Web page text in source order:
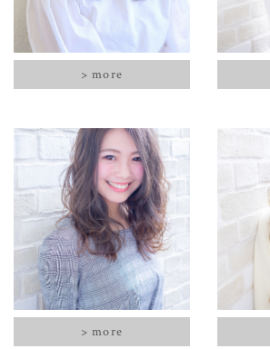
> more
> more